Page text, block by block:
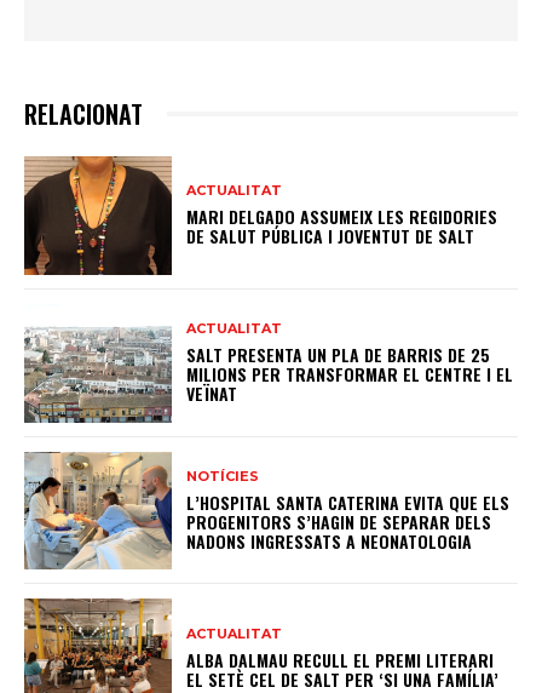
RELACIONAT
ACTUALITAT
MARI DELGADO ASSUMEIX LES REGIDORIES
DE SALUT PÚBLICA I JOVENTUT DE SALT
ACTUALITAT
SALT PRESENTA UN PLA DE BARRIS DE 25
MILIONS PER TRANSFORMAR EL CENTRE I EL
VEÏNAT
NOTÍCIES
L’HOSPITAL SANTA CATERINA EVITA QUE ELS
PROGENITORS S’HAGIN DE SEPARAR DELS
NADONS INGRESSATS A NEONATOLOGIA
ACTUALITAT
ALBA DALMAU RECULL EL PREMI LITERARI
EL SETÈ CEL DE SALT PER ‘SI UNA FAMÍLIA’